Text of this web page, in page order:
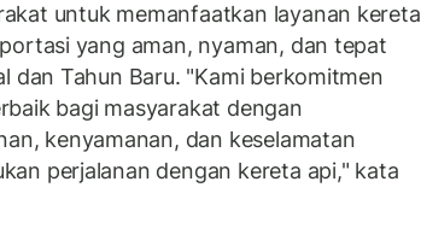
untuk memanfaatkan layanan kereta
yang aman, nyaman, dan tepat
dan Tahun Baru. "Kami berkomitmen
bagi masyarakat dengan
kenyamanan, dan keselamatan
perjalanan dengan kereta api," kata